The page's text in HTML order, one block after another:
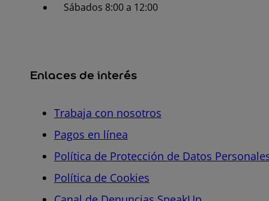
Sábados 8:00 a 12:00
Enlaces de interés
Trabaja con nosotros
Pagos en línea
Política de Protección de Datos
Política de Cookies